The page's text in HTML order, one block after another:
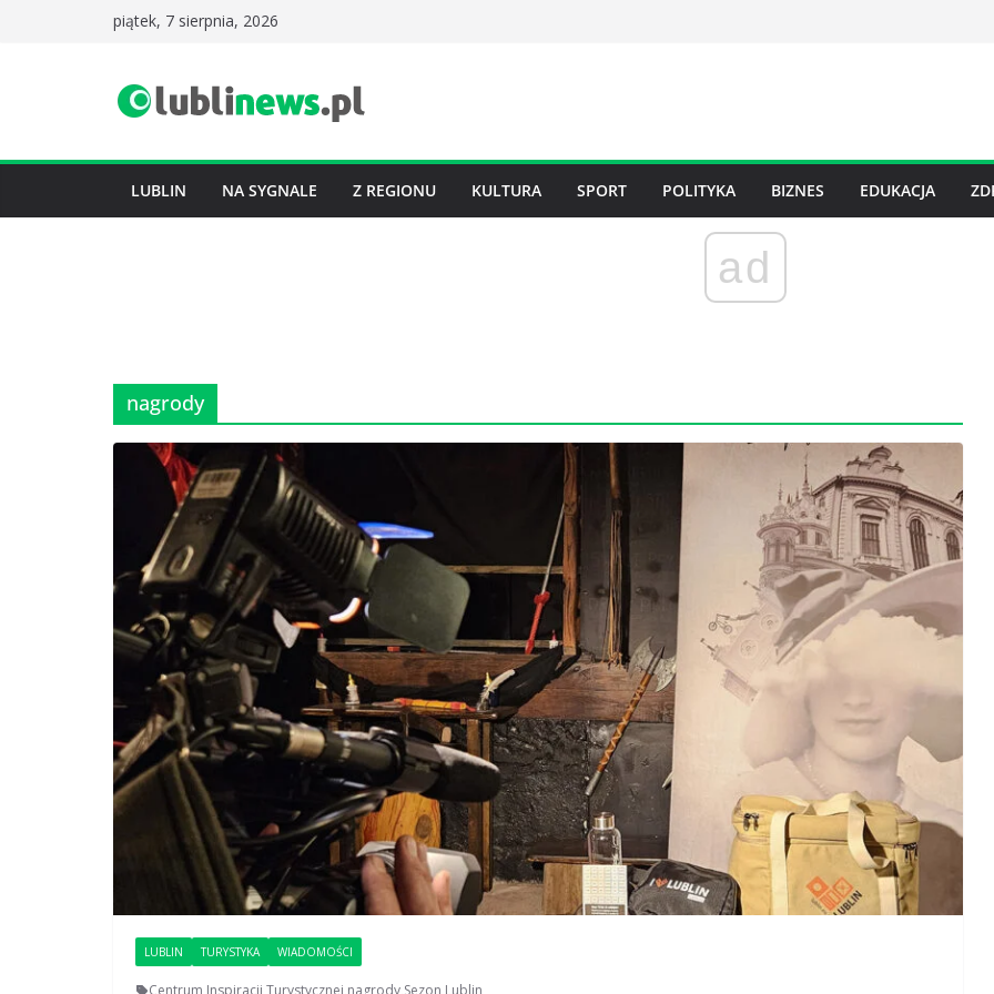
piątek, 7 sierpnia, 2026
LUBLIN NA SYGNALE Z REGIONU KULTURA SPORT POLITYKA BIZNES EDUKACJA
ad
nagrody
LUBLIN TURYSTYKA WIADOMOŚCI